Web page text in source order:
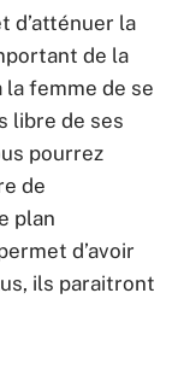
d’atténuer la
de la
femme de se
libre de ses
pourrez
de
plan
d’avoir
ils paraitront